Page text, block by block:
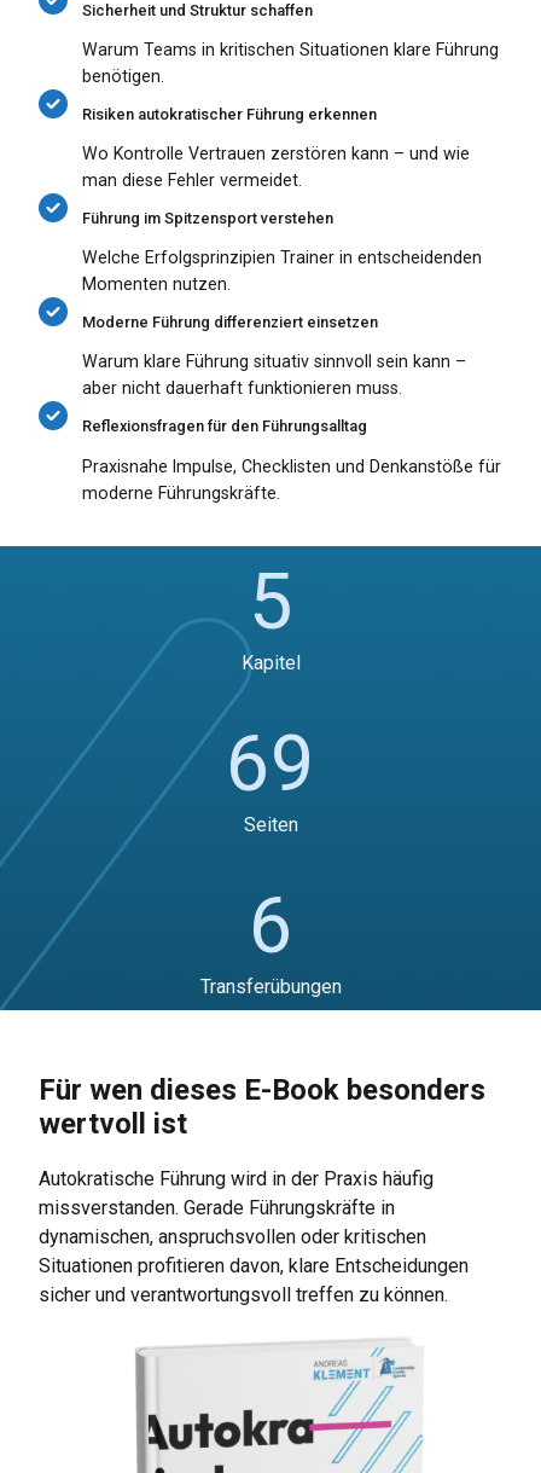
Sicherheit und Struktur schaffen
Warum Teams in kritischen Situationen klare Führung
benötigen.
Risiken autokratischer Führung erkennen
Wo Kontrolle Vertrauen zerstören kann – und wie
man diese Fehler vermeidet.
Führung im Spitzensport verstehen
Welche Erfolgsprinzipien Trainer in entscheidenden
Momenten nutzen.
Moderne Führung differenziert einsetzen
Warum klare Führung situativ sinnvoll sein kann –
aber nicht dauerhaft funktionieren muss.
Reflexionsfragen für den Führungsalltag
Praxisnahe Impulse, Checklisten und Denkanstöße für
moderne Führungskräfte.
5
Kapitel
69
Seiten
6
Transferübungen
Für wen dieses E-Book besonders
wertvoll ist
Autokratische Führung wird in der Praxis häufig
missverstanden. Gerade Führungskräfte in
dynamischen, anspruchsvollen oder kritischen
Situationen profitieren davon, klare Entscheidungen
sicher und verantwortungsvoll treffen zu können.